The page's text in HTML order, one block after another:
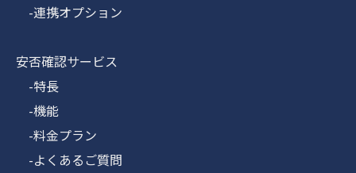
-連携オプション
安否確認サービス
-特長
-機能
-料金プラン
-よくあるご質問